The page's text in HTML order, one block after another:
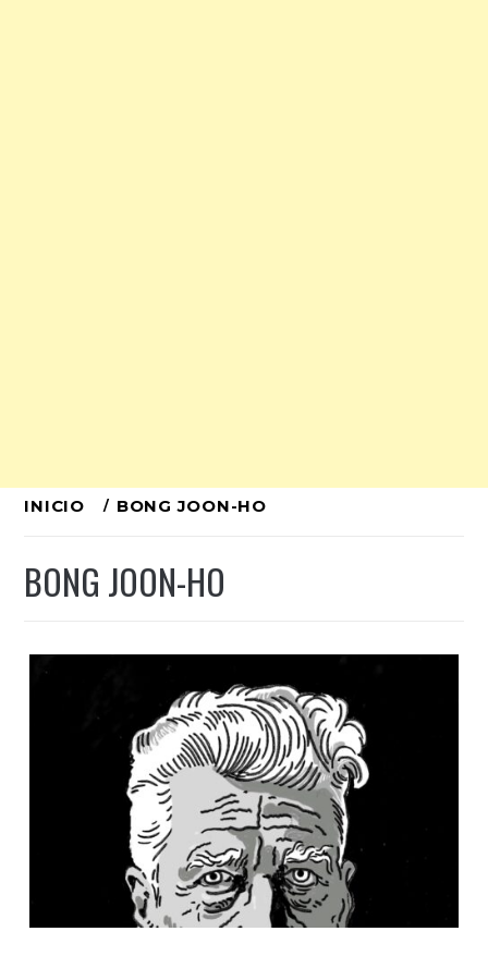
Ir
contenido
INICIO BONG JOON-HO
BONG JOON-HO